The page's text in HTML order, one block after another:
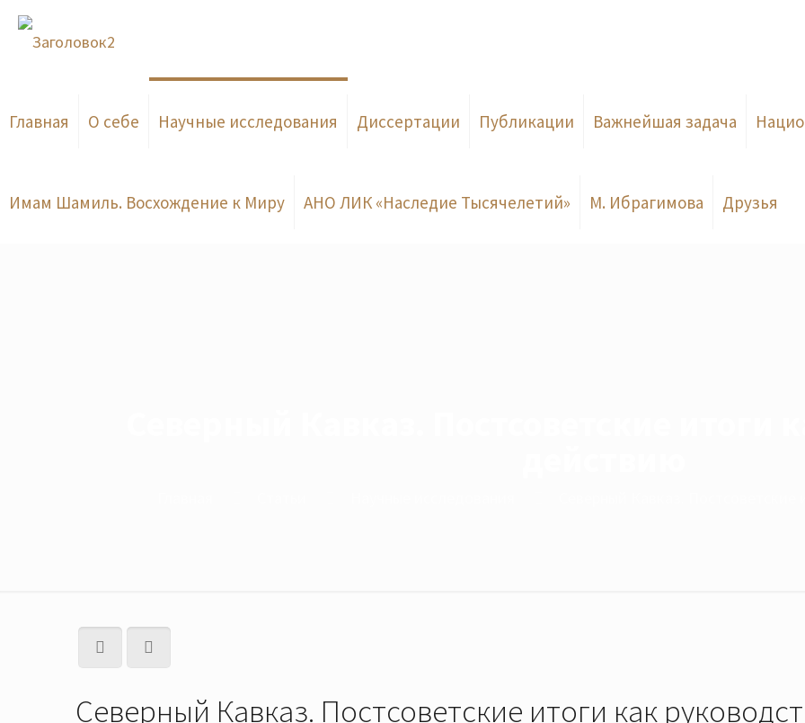
Главная О себе Научные исследования Диссертации Публикации Важнейшая задача
Имам Шамиль. Восхождение к Миру АНО ЛИК «Наследие Тысячелетий» М. Ибрагимова Друзья
Северный Кавказ. Постсоветские итоги как